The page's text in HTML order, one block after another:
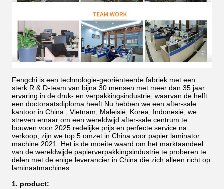
Fengchi is een technologie-georiënteerde fabriek met een
sterk R & D-team van bijna 30 mensen met meer dan 35 jaar
ervaring in de druk- en verpakkingsindustrie, waarvan de helft
een doctoraatsdiploma heeft.Nu hebben we een after-sale
kantoor in China., Vietnam, Maleisië, Korea, Indonesië, we
streven ernaar om een wereldwijd after-sale centrum te
bouwen voor 2025.redelijke prijs en perfecte service na
verkoop, zijn we top 5 omzet in China voor papier laminator
machine 2021. Het is de moeite waard om het marktaandeel
van de wereldwijde papierverpakkingsindustrie te proberen te
delen met de enige leverancier in China die zich alleen richt op
laminaatmachines.
1. product: